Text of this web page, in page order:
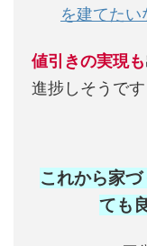
を建てたい
値引きの実現も
進捗しそうです
これから家
ても